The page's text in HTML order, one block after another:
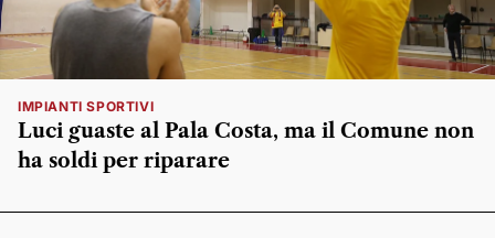
IMPIANTI SPORTIVI
Luci guaste al Pala Costa, ma il Comune non
ha soldi per riparare